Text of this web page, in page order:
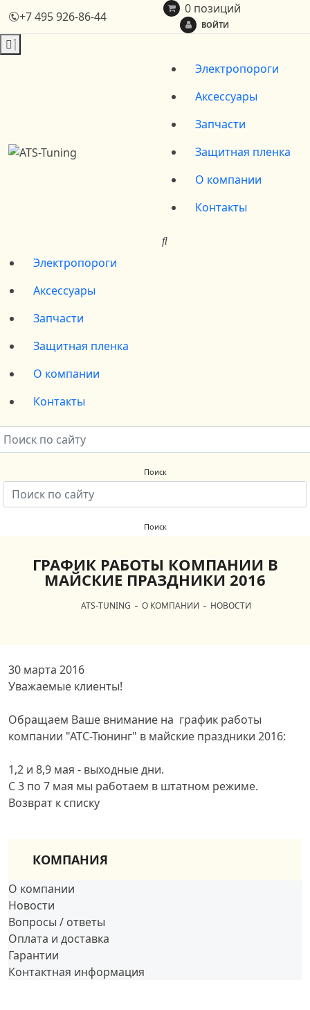
+7 495 926-86-44
0 позиций
ВОЙТИ
Электропороги
Аксессуары
Запчасти
Защитная пленка
О компании
Контакты
Электропороги
Аксессуары
Запчасти
Защитная пленка
О компании
Контакты
ГРАФИК РАБОТЫ КОМПАНИИ В
МАЙСКИЕ ПРАЗДНИКИ 2016
ATS-TUNING О КОМПАНИИ НОВОСТИ
30 марта 2016
Уважаемые клиенты!
Обращаем Ваше внимание на график работы
компании "АТС-Тюнинг" в майские праздники 2016:
1,2 и 8,9 мая - выходные дни.
С3 по 7 мая мы работаем в штатном режиме.
Возврат к списку
КОМПАНИЯ
О компании
Новости
Вопросы / ответы
Оплата и доставка
Гарантии
Контактная информация